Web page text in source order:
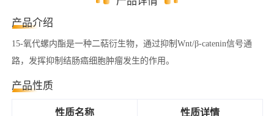
产品介绍
15-氧代螺内酯是一种二萜衍生物，通过抑制Wnt/β-catenin信号通
路，发挥抑制结肠癌细胞肿瘤发生的作用。
产品性质
性质名称 性质详情